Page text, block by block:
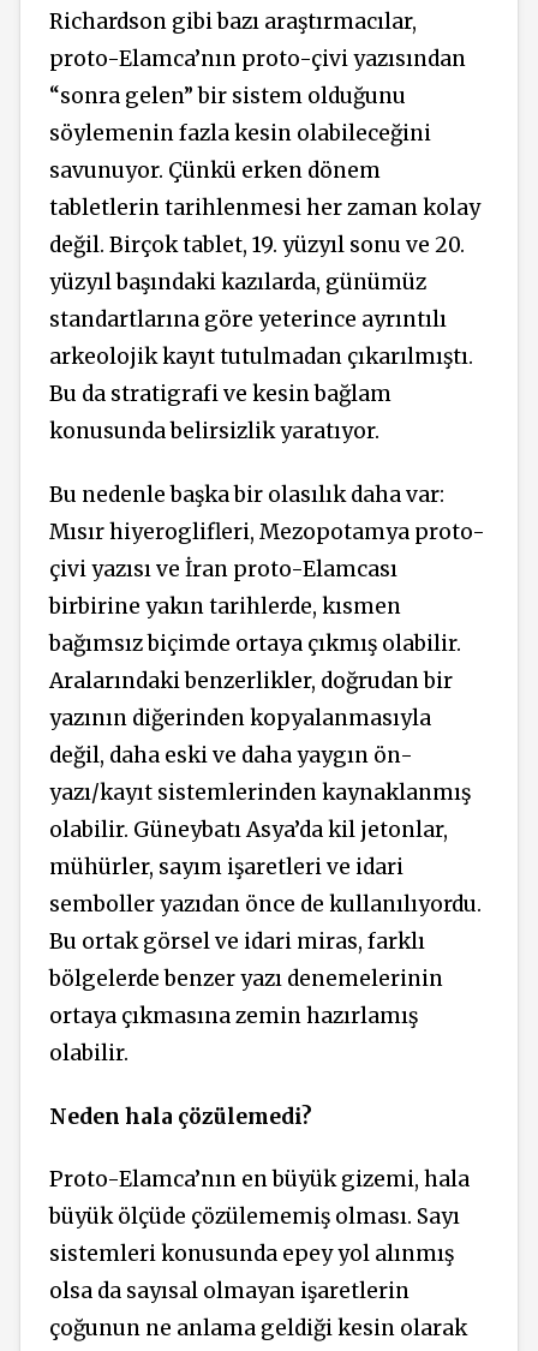
Richardson gibi bazı araştırmacılar,
proto-Elamca’nın proto-çivi yazısından
“sonra gelen” bir sistem olduğunu
söylemenin fazla kesin olabileceğini
savunuyor. Çünkü erken dönem
tabletlerin tarihlenmesi her zaman kolay
değil. Birçok tablet, 19. yüzyıl sonu ve 20.
yüzyıl başındaki kazılarda, günümüz
standartlarına göre yeterince ayrıntılı
arkeolojik kayıt tutulmadan çıkarılmıştı.
Bu da stratigrafi ve kesin bağlam
konusunda belirsizlik yaratıyor.
Bu nedenle başka bir olasılık daha var:
Mısır hiyeroglifleri, Mezopotamya proto-
çivi yazısı ve İran proto-Elamcası
birbirine yakın tarihlerde, kısmen
bağımsız biçimde ortaya çıkmış olabilir.
Aralarındaki benzerlikler, doğrudan bir
yazının diğerinden kopyalanmasıyla
değil, daha eski ve daha yaygın ön-
yazı/kayıt sistemlerinden kaynaklanmış
olabilir. Güneybatı Asya’da kil jetonlar,
mühürler, sayım işaretleri ve idari
semboller yazıdan önce de kullanılıyordu.
Bu ortak görsel ve idari miras, farklı
bölgelerde benzer yazı denemelerinin
ortaya çıkmasına zemin hazırlamış
olabilir.
Neden hala çözülemedi?
Proto-Elamca’nın en büyük gizemi, hala
büyük ölçüde çözülememiş olması. Sayı
sistemleri konusunda epey yol alınmış
olsa da sayısal olmayan işaretlerin
çoğunun ne anlama geldiği kesin olarak